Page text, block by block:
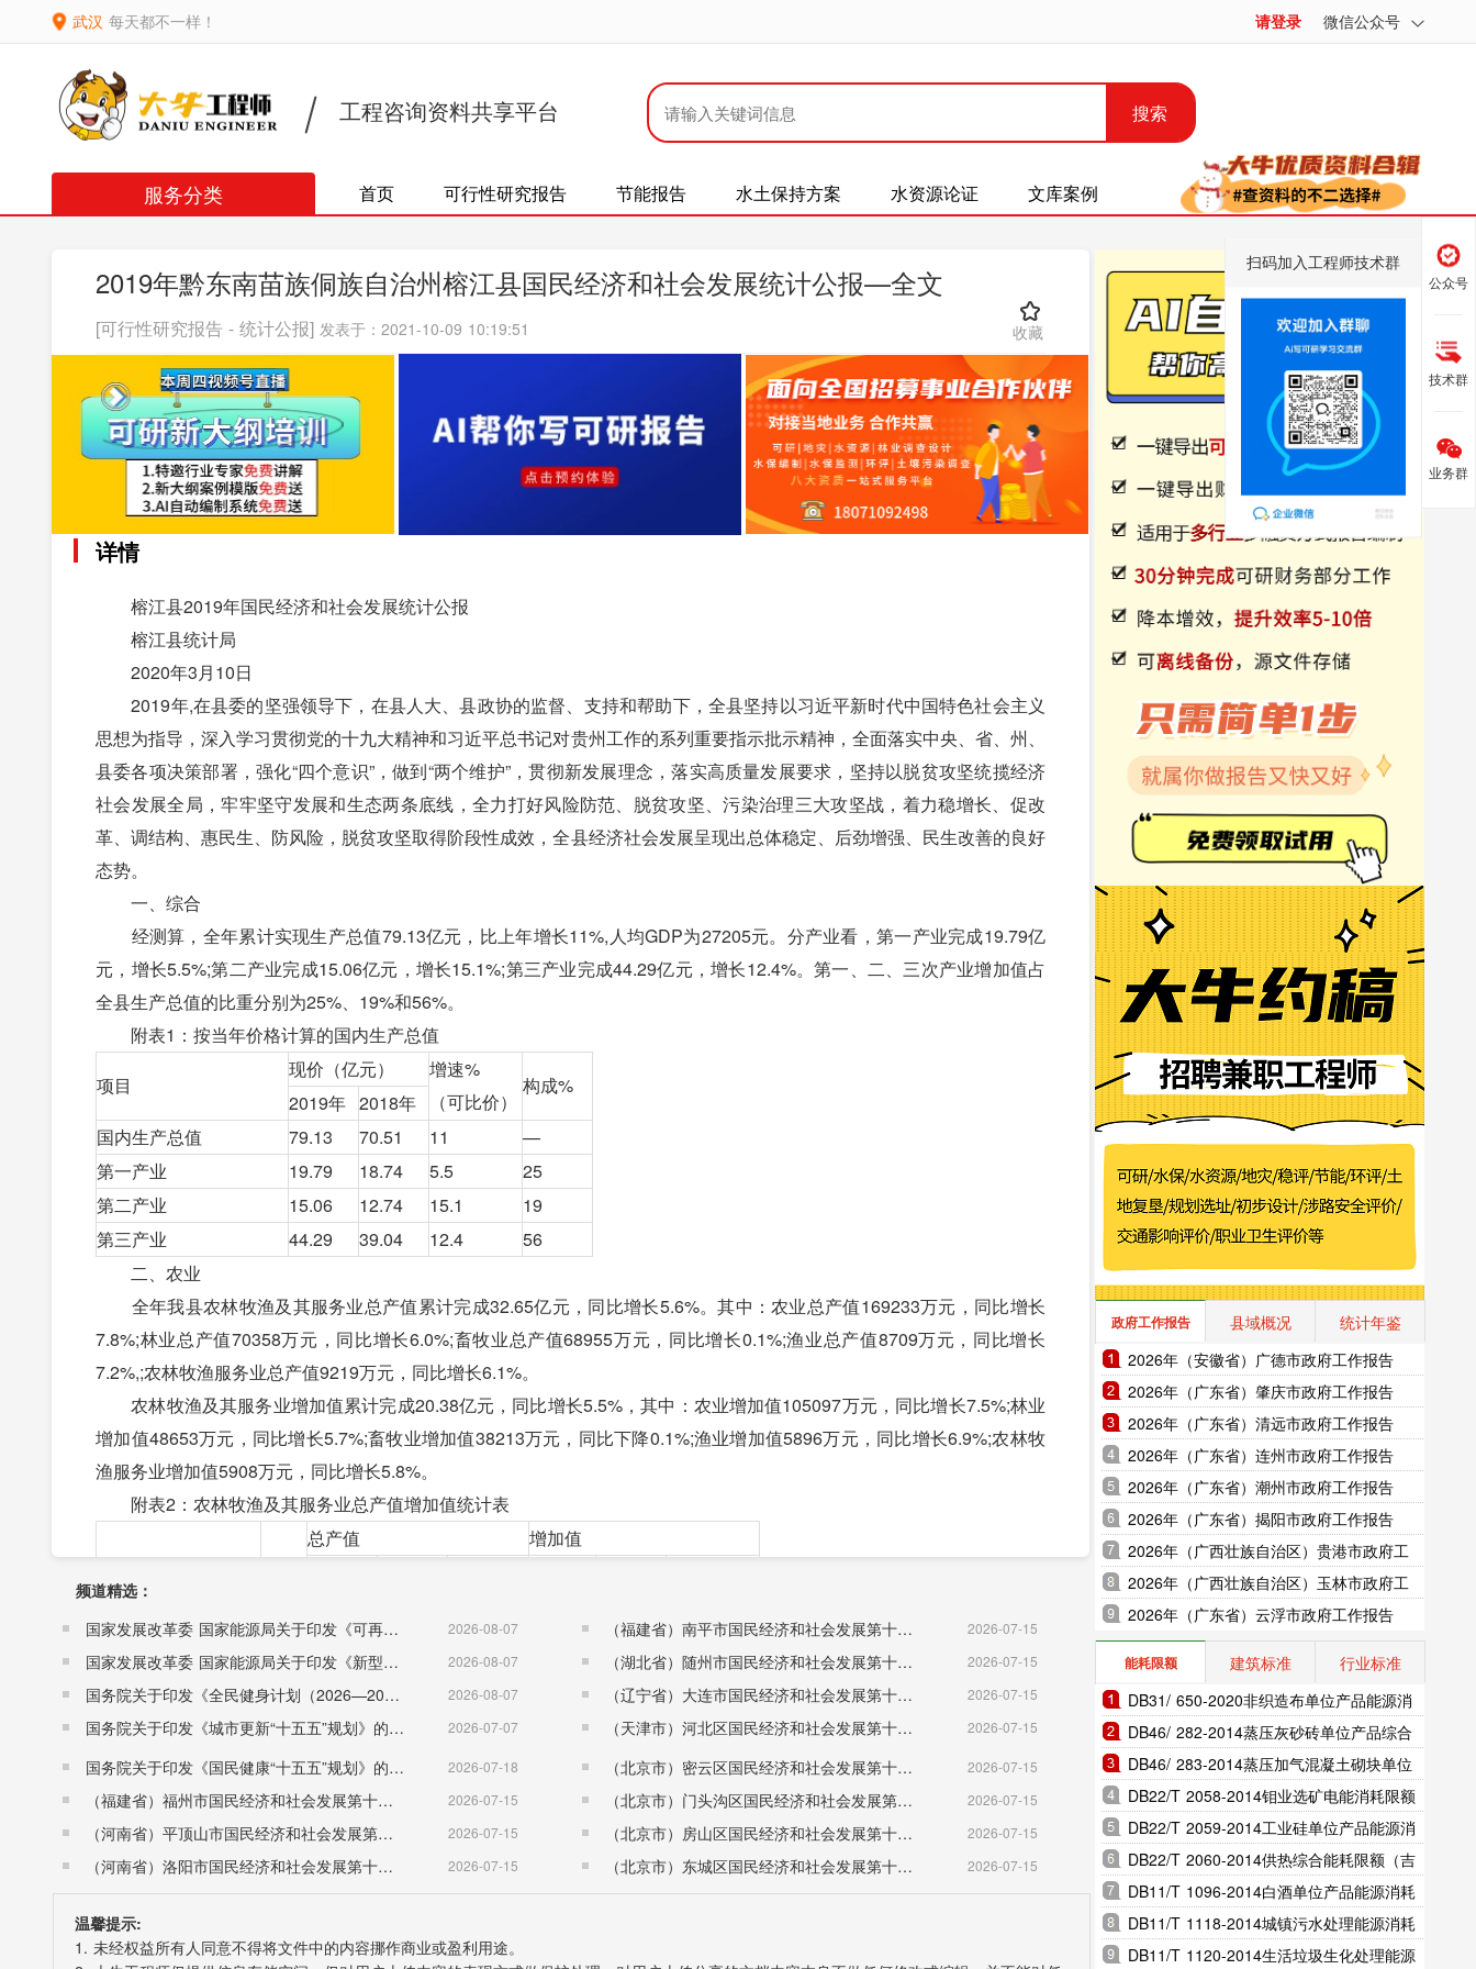
武汉 每天都不一样！ 请登录 微信公众号
工程咨询资料共享平台 搜索
服务分类 首页 可行性研究报告 节能报告 水土保持方案 水资源论证 文库案例
2019年黔东南苗族侗族自治州榕江县国民经济和社会发展统计公报—全文
[可行性研究报告 - 统计公报] 发表于：2021-10-09 10:19:51 收藏
详情
榕江县2019年国民经济和社会发展统计公报
榕江县统计局
2020年3月10日
2019年,在县委的坚强领导下，在县人大、县政协的监督、支持和帮助下，全县坚持以习近平新时代中国特色社会主义
思想为指导，深入学习贯彻党的十九大精神和习近平总书记对贵州工作的系列重要指示批示精神，全面落实中央、省、州、
县委各项决策部署，强化“四个意识”，做到“两个维护”，贯彻新发展理念，落实高质量发展要求，坚持以脱贫攻坚统揽经济
社会发展全局，牢牢坚守发展和生态两条底线，全力打好风险防范、脱贫攻坚、污染治理三大攻坚战，着力稳增长、促改
革、调结构、惠民生、防风险，脱贫攻坚取得阶段性成效，全县经济社会发展呈现出总体稳定、后劲增强、民生改善的良好
态势。
一、综合
经测算，全年累计实现生产总值79.13亿元，比上年增长11%,人均GDP为27205元。分产业看，第一产业完成19.79亿
元，增长5.5%;第二产业完成15.06亿元，增长15.1%;第三产业完成44.29亿元，增长12.4%。第一、二、三次产业增加值占
全县生产总值的比重分别为25%、19%和56%。
附表1：按当年价格计算的国内生产总值
项目
现价（亿元）
增速%
（可比价）
构成%
2019年 2018年
国内生产总值
79.13 70.51 11
—
第一产业
19.79 18.74 5.5
25
第二产业
15.06 12.74 15.1
19
第三产业
44.29 39.04 12.4
56
二、农业
全年我县农林牧渔及其服务业总产值累计完成32.65亿元，同比增长5.6%。其中：农业总产值169233万元，同比增长
7.8%;林业总产值70358万元，同比增长6.0%;畜牧业总产值68955万元，同比增长0.1%;渔业总产值8709万元，同比增长
7.2%,;农林牧渔服务业总产值9219万元，同比增长6.1%。
农林牧渔及其服务业增加值累计完成20.38亿元，同比增长5.5%，其中：农业增加值105097万元，同比增长7.5%;林业
增加值48653万元，同比增长5.7%;畜牧业增加值38213万元，同比下降0.1%;渔业增加值5896万元，同比增长6.9%;农林牧
渔服务业增加值5908万元，同比增长5.8%。
附表2：农林牧渔及其服务业总产值增加值统计表
项目
总产值 增加值
价）
（可比价）
农林牧渔及其服务业 万元 326474 307300 5.6 203767 193138 5.5
（一）农业
万元 169233 156541 7.8 105097 97434
7.5
（二）林业
万元 70358 64479 6.0 45749
5.7
（三）牧业
万元 68955 69456 0.1 38699
-0.1
（四）渔业
万元 8709 8043 7.2 5469
6.9
（五）农林牧渔服务
业
万元 9219 6.1 5787
5.8
全县规上工业总产值完成13.11亿元，同比增长15.1%，规模以上工业增加值同比增长11.3%。
频道精选：
国家发展改革委 国家能源局关于印发《可再生能源发展“十五五”规划》的通知 （发改能源〔2026〕1067号）
2026-08-07
国家发展改革委 国家能源局关于印发《新型电力系统建设“十五五”规划》的通知​ （发改能源〔2026〕942号） 2026-08-07
国务院关于印发《全民健身计划（2026—2030年）》的通知 （国发〔2026〕26号） 2026-08-07
国务院关于印发《城市更新“十五五”规划》的通知（国发〔2026〕12号） 2026-07-07
国务院关于印发《国民健康“十五五”规划》的通知 （国发〔2026〕23号） 2026-07-18
（福建省）福州市国民经济和社会发展第十五个五年规划纲要 2026-07-15
（河南省）平顶山市国民经济和社会发展第十五个五年规划纲要 2026-07-15
（河南省）洛阳市国民经济和社会发展第十五个五年规划纲要 2026-07-15
（福建省）南平市国民经济和社会发展第十五个五年规划纲要 2026-07-15
（湖北省）随州市国民经济和社会发展第十五个五年规划纲要 2026-07-15
（辽宁省）大连市国民经济和社会发展第十五个五年规划纲要 2026-07-15
（天津市）河北区国民经济和社会发展第十五个五年规划纲要 2026-07-15
（北京市）密云区国民经济和社会发展第十五个五年规划纲要 2026-07-15
（北京市）门头沟区国民经济和社会发展第十五个五年规划纲要 2026-07-15
（北京市）房山区国民经济和社会发展第十五个五年规划纲要 2026-07-15
（北京市）东城区国民经济和社会发展第十五个五年规划纲要 2026-07-15
温馨提示:
1. 未经权益所有人同意不得将文件中的内容挪作商业或盈利用途。
政府工作报告 县域概况
统计年鉴
2026年（安徽省）广德市政府工作报告
2026年（广东省）肇庆市政府工作报告
2026年（广东省）清远市政府工作报告
2026年（广东省）连州市政府工作报告
2026年（广东省）潮州市政府工作报告
2026年（广东省）揭阳市政府工作报告
2026年（广西壮族自治区）贵港市政府工
作报告
2026年（广西壮族自治区）玉林市政府工
作报告
2026年（广东省）云浮市政府工作报告
能耗限额 建筑标准
行业标准
DB31/ 650-2020非织造布单位产品能源消
耗限额（上海市地方标准）
DB46/ 282-2014蒸压灰砂砖单位产品综合
能耗和电耗限额（海南省地方标准）
DB46/ 283-2014蒸压加气混凝土砌块单位
产品综合能耗和电耗限额（海南省地方标
准）
DB22/T 2058-2014钼业选矿电能消耗限额
（吉林省地方标准）
DB22/T 2059-2014工业硅单位产品能源消
耗限额（吉林省地方标准）
DB22/T 2060-2014供热综合能耗限额（吉
林省地方标准）
DB11/T 1096-2014白酒单位产品能源消耗
限额（北京市地方标准）
DB11/T 1118-2014城镇污水处理能源消耗
限额（北京市地方标准）
DB11/T 1120-2014生活垃圾生化处理能源
公众号
技术群
扫码加入工程师技术群
业务群